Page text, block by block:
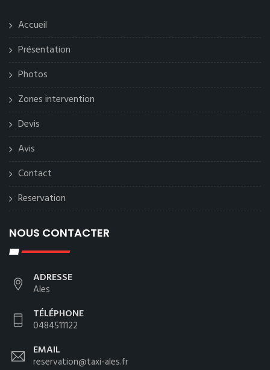
Accueil
Présentation
Photos
Zones intervention
Devis
Avis
Contact
Reservation
NOUS CONTACTER
ADRESSE
Ales
TÉLÉPHONE
0484511122
EMAIL
reservation@taxi-ales.fr